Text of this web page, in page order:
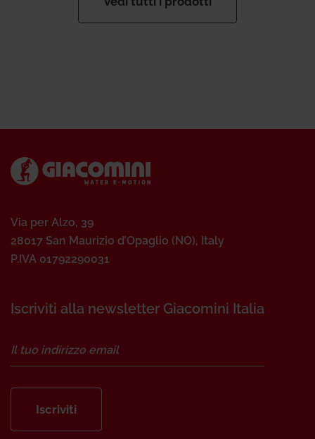
Via per Alzo, 39
28017 San Maurizio d’Opaglio (NO), Italy
P.IVA 01792290031
Iscriviti alla newsletter Giacomini Italia
Iscriviti